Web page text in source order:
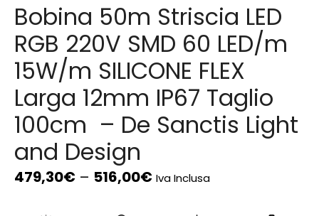
Bobina 50m Striscia LED
RGB 220V SMD 60 LED/m
15W/m SILICONE FLEX
Larga 12mm IP67 Taglio
100cm – De Sanctis Light
and Design
479,30€ – 516,00€ Iva Inclusa